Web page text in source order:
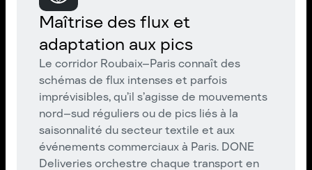
Maîtrise des flux et
adaptation aux pics
Le corridor Roubaix–Paris connaît des
schémas de flux intenses et parfois
imprévisibles, qu’il s’agisse de mouvements
nord–sud réguliers ou de pics liés à la
saisonnalité du secteur textile et aux
événements commerciaux à Paris. DONE
Deliveries orchestre chaque transport en